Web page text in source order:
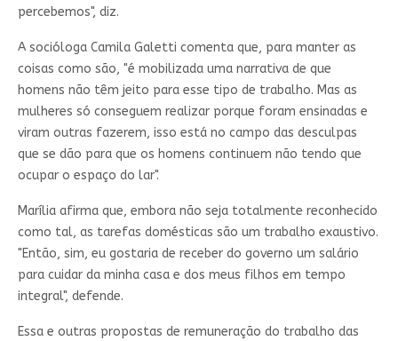
percebemos", diz.
A socióloga Camila Galetti comenta que, para manter as
coisas como são, "é mobilizada uma narrativa de que
homens não têm jeito para esse tipo de trabalho. Mas as
mulheres só conseguem realizar porque foram ensinadas e
viram outras fazerem, isso está no campo das desculpas
que se dão para que os homens continuem não tendo que
ocupar o espaço do lar".
Marília afirma que, embora não seja totalmente reconhecido
como tal, as tarefas domésticas são um trabalho exaustivo.
"Então, sim, eu gostaria de receber do governo um salário
para cuidar da minha casa e dos meus filhos em tempo
integral", defende.
Essa e outras propostas de remuneração do trabalho das